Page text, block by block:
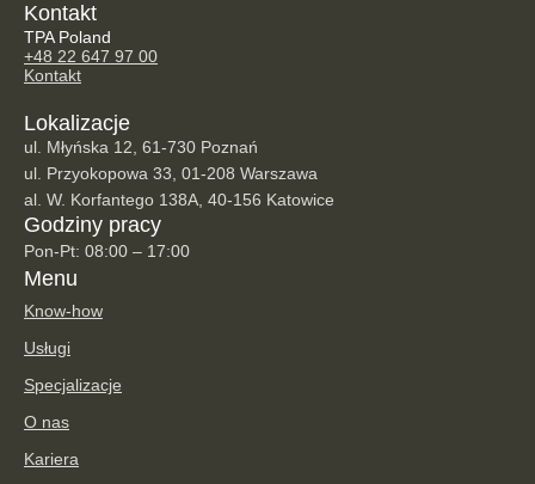
Kontakt
TPA Poland
+48 22 647 97 00
Kontakt
Lokalizacje
ul. Młyńska 12, 61-730 Poznań
ul. Przyokopowa 33, 01-208 Warszawa
al. W. Korfantego 138A, 40-156 Katowice
Godziny pracy
Pon-Pt: 08:00 – 17:00
Menu
Know-how
Usługi
Specjalizacje
O nas
Kariera